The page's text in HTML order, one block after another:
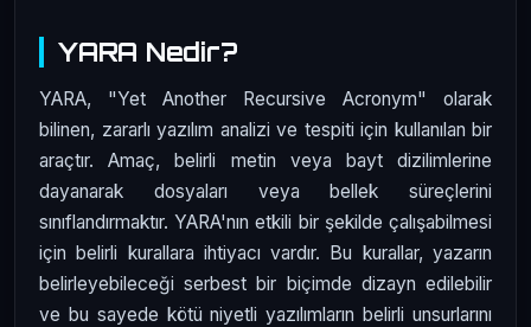
YARA Nedir?
YARA, "Yet Another Recursive Acronym" olarak
bilinen, zararlı yazılım analizi ve tespiti için kullanılan bir
araçtır. Amaç, belirli metin veya bayt dizilimlerine
dayanarak dosyaları veya bellek süreçlerini
sınıflandırmaktır. YARA'nın etkili bir şekilde çalışabilmesi
için belirli kurallara ihtiyacı vardır. Bu kurallar, yazarın
belirleyebileceği serbest bir biçimde dizayn edilebilir
ve bu sayede kötü niyetli yazılımların belirli unsurlarını